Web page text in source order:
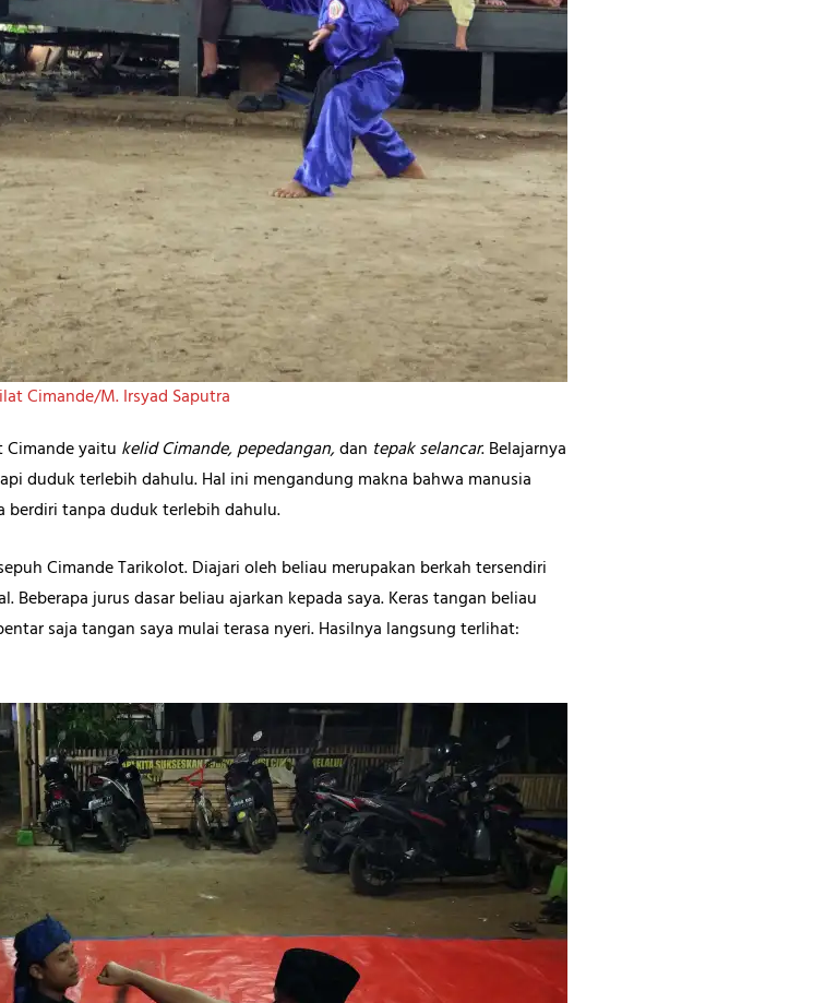
Cimande/M. Irsyad Saputra
yaitu kelid Cimande, pepedangan,dan tepak selancar. Belajarnya
duduk terlebih dahulu. Hal ini mengandung makna bahwa manusia
berdiri tanpa duduk terlebih dahulu.
Cimande Tarikolot. Diajari oleh beliau merupakan berkah tersendiri
Beberapa jurus dasar beliau ajarkan kepada saya. Keras tangan beliau
saja tangan saya mulai terasa nyeri. Hasilnya langsung terlihat: